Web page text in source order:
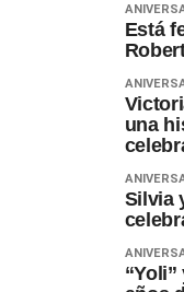
Está
una
Silvia